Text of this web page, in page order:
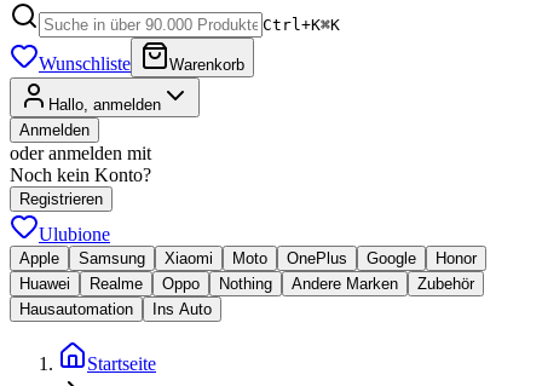
Ctrl+K⌘K
Wunschliste Warenkorb
Hallo, anmelden
Anmelden
oder anmelden mit
Noch kein Konto?
Registrieren
Ulubione
Apple Samsung Xiaomi Moto OnePlus Google
Honor
Huawei
Realme Oppo Nothing Andere Marken
Zubehör
Hausautomation
Ins Auto
Startseite